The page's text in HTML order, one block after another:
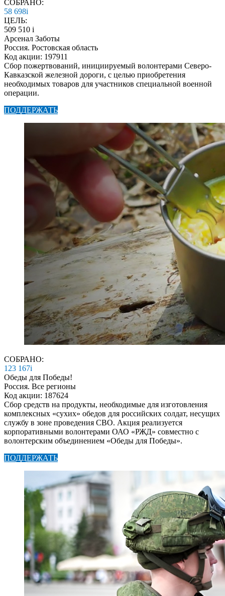
СОБРАНО:
58 698i
ЦЕЛЬ:
509 510 i
Арсенал Заботы
Россия. Ростовская область
Код акции: 197911
Сбор пожертвований, инициируемый волонтерами Северо-
Кавказской железной дороги, с целью приобретения
необходимых товаров для участников специальной военной
операции.
ПОДДЕРЖАТЬ
СОБРАНО:
123 167i
Обеды для Победы!
Россия. Все регионы
Код акции: 187624
Сбор средств на продукты, необходимые для изготовления
комплексных «сухих» обедов для российских солдат, несущих
службу в зоне проведения СВО. Акция реализуется
корпоративными волонтерами ОАО «РЖД» совместно с
волонтерским объединением «Обеды для Победы».
ПОДДЕРЖАТЬ